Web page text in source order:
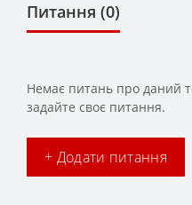
Питання (0)
Немає питань про даний
задайте своє питання.
+ Додати питання